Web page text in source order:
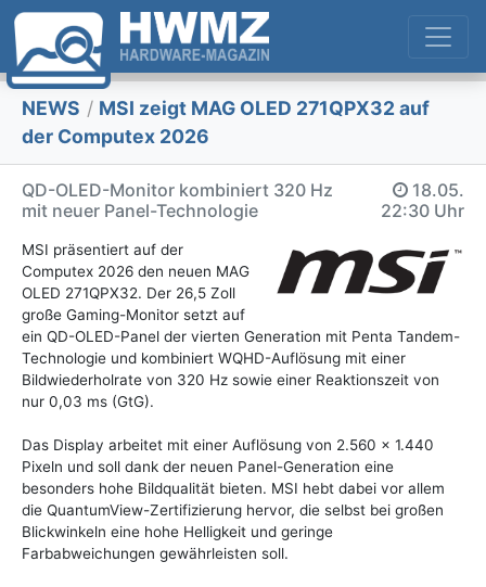
NEWS / MSI zeigt MAG OLED 271QPX32 auf
der Computex 2026
QD-OLED-Monitor kombiniert 320 Hz
mit neuer Panel-Technologie
18.05.
22:30 Uhr
MSI präsentiert auf der
Computex 2026 den neuen MAG
OLED 271QPX32. Der 26,5 Zoll
große Gaming-Monitor setzt auf
ein QD-OLED-Panel der vierten Generation mit Penta Tandem-
Technologie und kombiniert WQHD-Auflösung mit einer
Bildwiederholrate von 320 Hz sowie einer Reaktionszeit von
nur 0,03 ms (GtG).
Das Display arbeitet mit einer Auflösung von 2.560 × 1.440
Pixeln und soll dank der neuen Panel-Generation eine
besonders hohe Bildqualität bieten. MSI hebt dabei vor allem
die QuantumView-Zertifizierung hervor, die selbst bei großen
Blickwinkeln eine hohe Helligkeit und geringe
Farbabweichungen gewährleisten soll.